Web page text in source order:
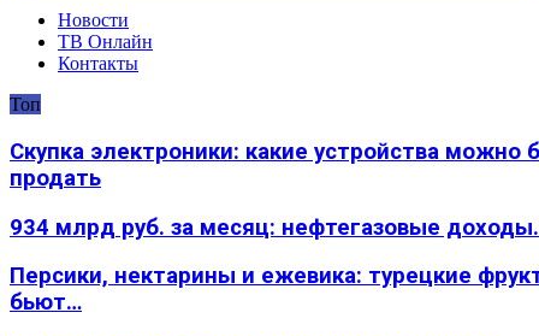
Новости
ТВ Онлайн
Контакты
Топ
Скупка электроники: какие устройства можно
продать
934 млрд руб. за месяц: нефтегазовые
Персики, нектарины и ежевика: турецкие
бьют…